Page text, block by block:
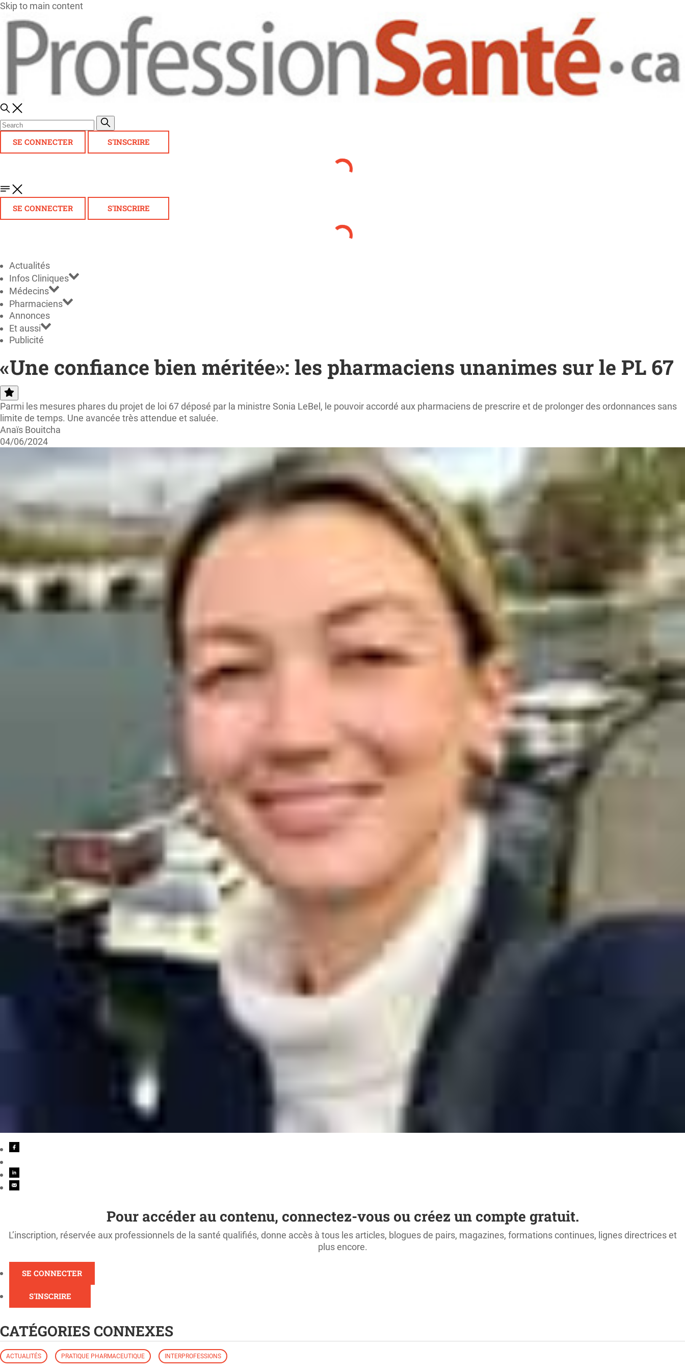
Skip to main content
SE CONNECTER S'INSCRIRE
SE CONNECTER S'INSCRIRE
Actualités
Infos Cliniques
Médecins
Pharmaciens
Annonces
Et aussi
Publicité
«Une confiance bien méritée»: les pharmaciens unanimes sur le PL 67
Parmi les mesures phares du projet de loi 67 déposé par la ministre Sonia LeBel, le pouvoir accordé aux pharmaciens de prescrire et de prolonger des ordonnances sans
limite de temps. Une avancée très attendue et saluée.
Anaïs Bouitcha
04/06/2024
Pour accéder au contenu, connectez-vous ou créez un compte gratuit.
L’inscription, réservée aux professionnels de la santé qualifiés, donne accès à tous les articles, blogues de pairs, magazines, formations continues, lignes directrices et
plus encore.
SE CONNECTER
S'INSCRIRE
CATÉGORIES CONNEXES
ACTUALITÉS PRATIQUE PHARMACEUTIQUE INTERPROFESSIONS